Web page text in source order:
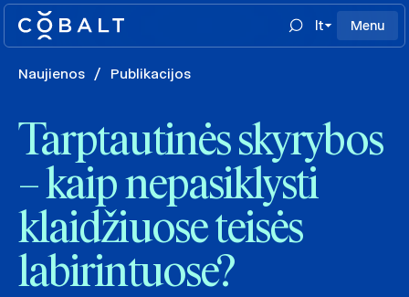
lt Menu
Naujienos / Publikacijos
Tarptautinės skyrybos
– kaip nepasiklysti
klaidžiuose teisės
labirintuose?